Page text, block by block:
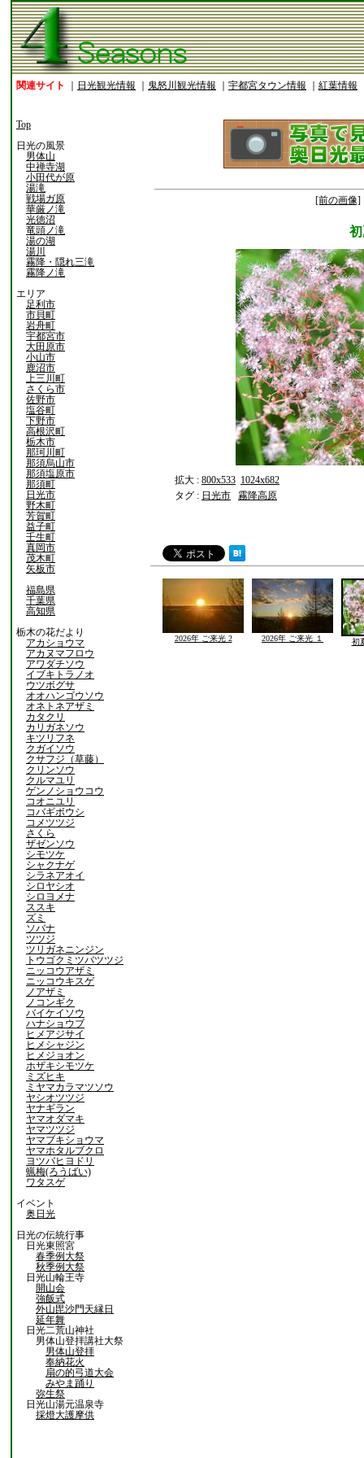
関連サイト 日光観光情報 鬼怒川観光情報 宇都宮タウン情報 紅葉情報
Top
日光の風景
男体山
中禅寺湖
小田代が原
湯滝
戦場ガ原
華厳ノ滝
光徳沼
竜頭ノ滝
湯の湖
湯川
霧降・隠れ三滝
霧降ノ滝
エリア
足利市
市貝町
岩舟町
宇都宮市
大田原市
小山市
鹿沼市
上三川町
さくら市
佐野市
塩谷町
下野市
高根沢町
栃木市
那珂川町
那須烏山市
那須塩原市
那須町
日光市
野木町
芳賀町
益子町
壬生町
真岡市
茂木町
矢板市
福島県
千葉県
高知県
栃木の花だより
アカショウマ
アカヌマフロウ
アワダチソウ
イブキトラノオ
ウツボグサ
オオハンゴウソウ
オネトネアザミ
カタクリ
カリガネソウ
キツリフネ
クガイソウ
クサフジ（草藤）
クリンソウ
クルマユリ
ゲンノショウコウ
コオニユリ
コバギボウシ
コメツツジ
さくら
ザゼンソウ
シモツケ
シャクナゲ
シラネアオイ
シロヤシオ
シロヨメナ
ススキ
ズミ
ソバナ
ツツジ
ツリガネニンジン
トウゴクミツバツツジ
ニッコウアザミ
ニッコウキスゲ
ノアザミ
ノコンギク
バイケイソウ
ハナショウブ
ヒメアジサイ
ヒメシャジン
ヒメジョオン
ホザキシモツケ
ミズヒキ
ミヤマカラマツソウ
ヤシオツツジ
ヤナギラン
ヤマオダマキ
ヤマツツジ
ヤマブキショウマ
ヤマホタルブクロ
ヨツバヒヨドリ
蝋梅(ろうばい)
ワタスゲ
イベント
奥日光
日光の伝統行事
日光東照宮
春季例大祭
秋季例大祭
日光山輪王寺
開山会
強飯式
外山毘沙門天縁日
延年舞
日光二荒山神社
男体山登拝講社大祭
男体山登拝
奉納花火
扇の的弓道大会
みやま踊り
弥生祭
日光山湯元温泉寺
採燈大護摩供
[前の画像]
拡大 : 800x533 1024x682
タグ : 日光市 霧降高原
2026年 ご来光 2 2026年 ご来光 １ 初